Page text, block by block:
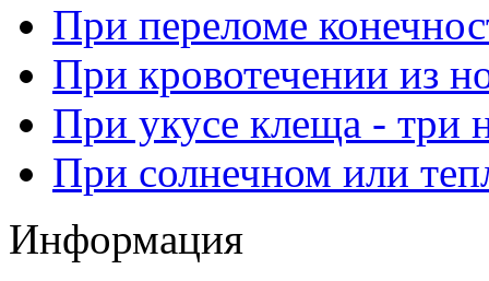
При переломе
При кровотечении из
При укусе клеща - три
При солнечном или
Информация